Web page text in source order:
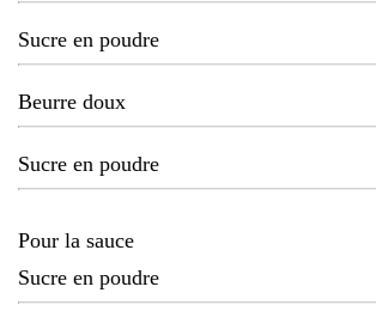
Sucre en poudre
Beurre doux
Sucre en poudre
Pour la sauce
Sucre en poudre